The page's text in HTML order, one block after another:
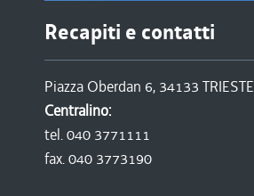
Recapiti e contatti
Piazza Oberdan 6, 34133 TRIESTE
Centralino:
tel. 040 3771111
fax. 040 3773190